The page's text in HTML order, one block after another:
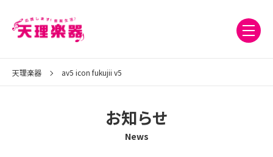
天理楽器 av5 icon fukujii v5
お知らせ
News